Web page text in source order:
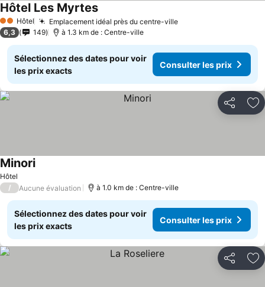
2 Étoiles
Hôtel Emplacement idéal près du centre-villeConsulter les prix
Hôtel Les MyrtesConsulter les prix
6,3 149 à 1.3 km de : Centre-ville
Sélectionnez des dates pour voir
les prix exacts
Consulter les prix
Partager
Hôtel
MinoriConsulter les prix
/ Aucune évaluation à 1.0 km de : Centre-ville
Sélectionnez des dates pour voir
les prix exacts
Consulter les prix
Partager